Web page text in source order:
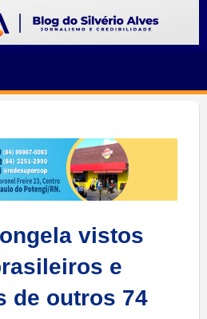
SILVERIO
ALVES
vistos
e
de outros 74